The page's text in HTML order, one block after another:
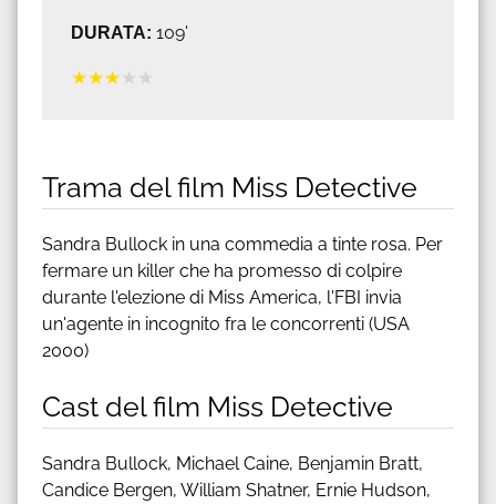
DURATA: 109'
★★★ ★ ★
Trama del film Miss Detective
Sandra Bullock in una commedia a tinte rosa. Per
fermare un killer che ha promesso di colpire
durante l'elezione di Miss America, l'FBI invia
un'agente in incognito fra le concorrenti (USA
2000)
Cast del film Miss Detective
Sandra Bullock, Michael Caine, Benjamin Bratt,
Candice Bergen, William Shatner, Ernie Hudson,